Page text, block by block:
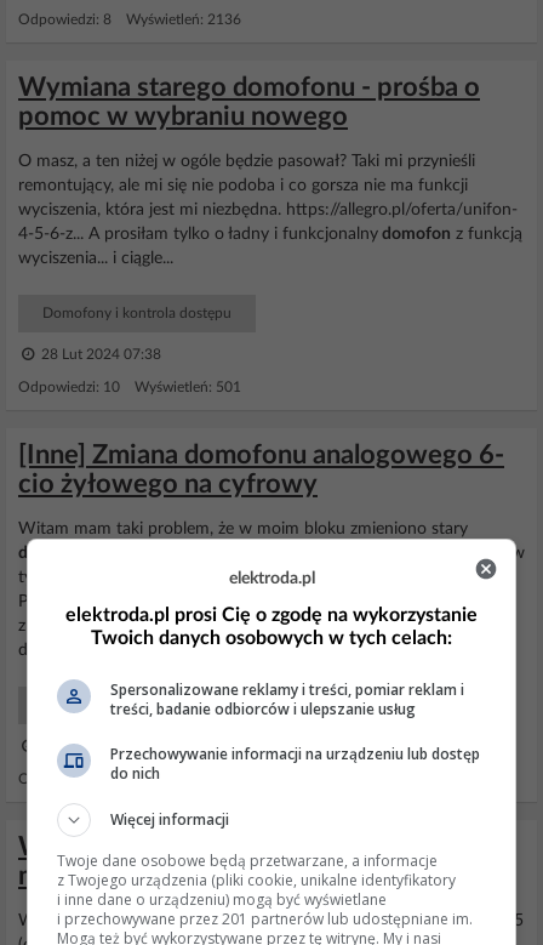
Odpowiedzi: 8 Wyświetleń: 2136
Wymiana starego domofonu - prośba o
pomoc w wybraniu nowego
O masz, a ten niżej w ogóle będzie pasował? Taki mi przynieśli
remontujący, ale mi się nie podoba i co gorsza nie ma funkcji
wyciszenia, która jest mi niezbędna. https://allegro.pl/oferta/unifon-
4-5-6-z... A prosiłam tylko o ładny i funkcjonalny domofon z funkcją
wyciszenia... i ciągle...
Domofony i kontrola dostępu
28 Lut 2024 07:38
Odpowiedzi: 10 Wyświetleń: 501
[Inne] Zmiana domofonu analogowego 6-
cio żyłowego na cyfrowy
Witam mam taki problem, że w moim bloku zmieniono stary
domofon
analogowy na cyfrowy firmy wekta i teraz problem tkwi w
tym, że nie umiem podczepić swojego nowego
PROEL
PC255 w mieszkaniu. Ze ściany wychodzi 6 żył i teraz nie mogę
znaleźć tych od cyfry czyli +/- jak mierze multimetrem wychodzą
dziwne wyniki od 2-3v do nawet 8-11v prądu stałego....
Domofony i kontrola dostępu
08 Lis 2015 11:09
Odpowiedzi: 12 Wyświetleń: 6576
Wymiana unifonu PROEL 255v2.5 - jaki
model z wygodną regulacją głośności?
Witam W mieszkaniu w bloku mam obecnie unifonPROEL255v2.5
elektroda.pl
elektroda.pl prosi Cię o zgodę na wykorzystanie
Twoich danych osobowych w tych celach:
Spersonalizowane reklamy i treści, pomiar reklam i
treści, badanie odbiorców i ulepszanie usług
Przechowywanie informacji na urządzeniu lub dostęp
do nich
Więcej informacji
Twoje dane osobowe będą przetwarzane, a informacje
z Twojego urządzenia (pliki cookie, unikalne identyfikatory
i inne dane o urządzeniu) mogą być wyświetlane
i przechowywane przez 201 partnerów lub udostępniane im.
Mogą też być wykorzystywane przez tę witrynę. My i nasi